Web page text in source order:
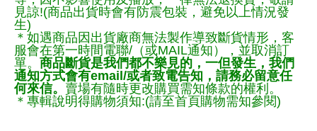
見諒!(商品出貨時會有防震包裝，避免以上情況發
生)
＊如遇商品因出貨廠商無法製作導致斷貨情形，客
服會在第一時間電聯/（或MAIL通知），並取消訂
單。 商品斷貨是我們都不樂見的，一但發生，我們
通知方式會有email/或者致電告知，請務必留意任
何來信。 賣場有隨時更改購買需知條款的權利。
＊專輯說明得購物須知:(請至首頁購物需知參閱)